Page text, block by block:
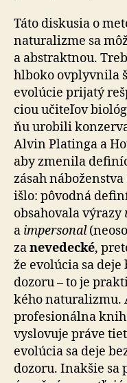
Táto diskusia o
na­tu­ra­lizme sa
a abstraktnou.
hlboko ovplyvnila
evolúcie prijatý
ciou učiteľov
ňu urobili
Alvin Platinga a
aby zmenila
zásah
išlo: pôvodná
obsahovala výrazy
a impersonal
zanevedecké,
že evolúcia sa deje
dozoru – to je
kého naturalizmu.
pro­fe­si­o­nál­na
vyslovuje práve
evolúcia sa deje
dozoru. Inakšie sa